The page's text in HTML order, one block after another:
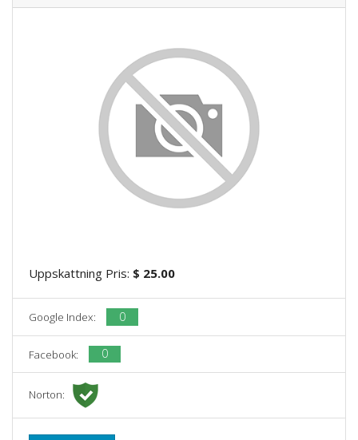
Uppskattning Pris: $ 25.00
Google Index: 0
Facebook: 0
Norton: